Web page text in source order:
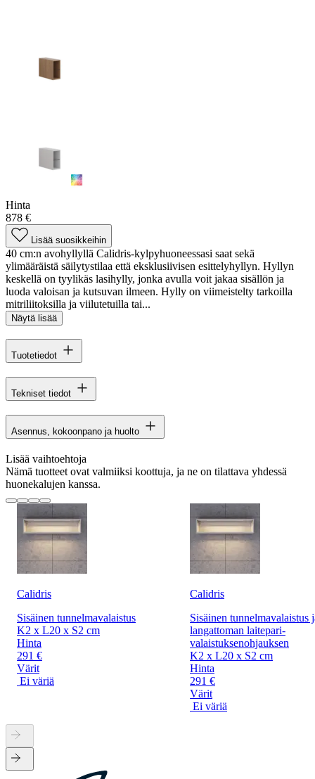
Hinta
878 €
Lisää suosikkeihin
40 cm:n avohyllyllä Calidris-kylpyhuoneessasi saat sekä
ylimääräistä säilytystilaa että eksklusiivisen esittelyhyllyn. Hyllyn
keskellä on tyylikäs lasihylly, jonka avulla voit jakaa sisällön ja
luoda valoisan ja kutsuvan ilmeen. Hylly on viimeistelty tarkoilla
mitriliitoksilla ja viilutetuilla tai...
Näytä lisää
Tuotetiedot
Tekniset tiedot
Asennus, kokoonpano ja huolto
Lisää vaihtoehtoja
Nämä tuotteet ovat valmiiksi koottuja, ja ne on tilattava yhdessä
huonekalujen kanssa.
Calidris
Sisäinen tunnelmavalaistus
K2 x L20 x S2 cm
Hinta
291 €
Värit
Ei väriä
Calidris
Sisäinen tunnelmavalaistus
langattoman laitepari-
valaistuksenohjauksen
K2 x L20 x S2 cm
Hinta
291 €
Värit
Ei väriä